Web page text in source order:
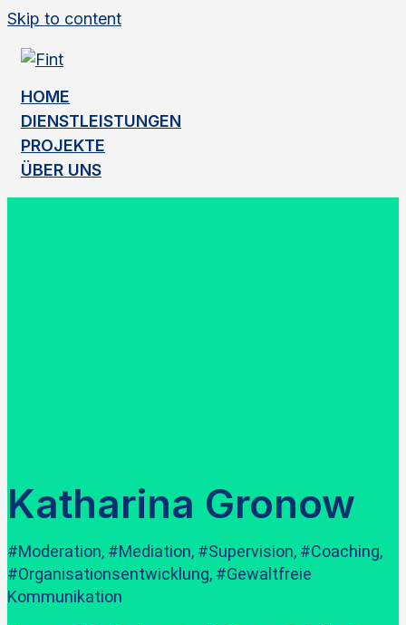
Skip to content
HOME
DIENSTLEISTUNGEN
PROJEKTE
ÜBER UNS
Katharina Gronow
#Moderation, #Mediation, #Supervision, #Coaching,
#Organisationsentwicklung, #Gewaltfreie
Kommunikation